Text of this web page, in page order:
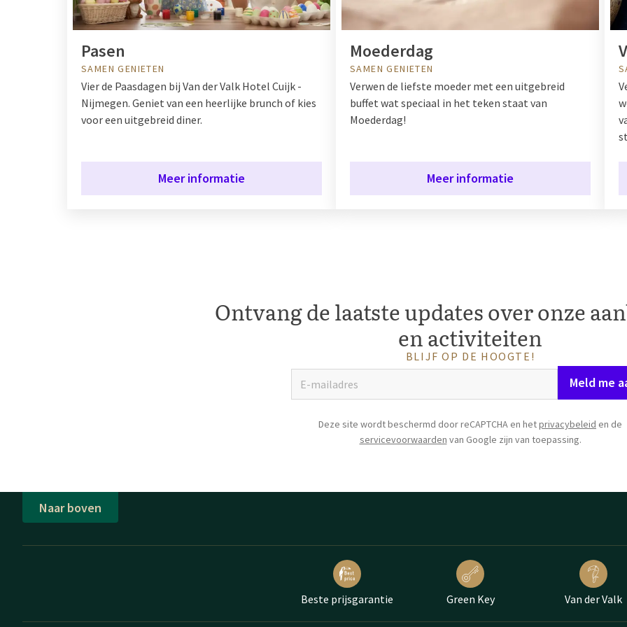
Pasen
SAMEN GENIETEN
Vier de Paasdagen bij Van der Valk Hotel Cuijk -
Nijmegen. Geniet van een heerlijke brunch of kies
voor een uitgebreid diner.
Meer informatie
Moederdag
SAMEN GENIETEN
Verwen de liefste moeder met een uitgebreid
buffet wat speciaal in het teken staat van
Moederdag!
Meer informatie
Ontvang de laatste updates over onze
en activiteiten
BLIJF OP DE HOOGTE!
Meld me
Deze site wordt beschermd door reCAPTCHA en hetprivacybeleid en de
servicevoorwaarden van Google zijn van toepassing.
Naar boven
Beste prijsgarantie Green Key Van der Valk